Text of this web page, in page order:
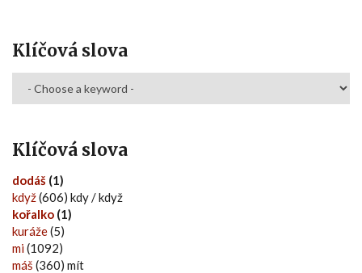
Klíčová slova
Klíčová slova
dodáš (1)
když(606) kdy / když
kořalko (1)
kuráže(5)
mi(1092)
máš (360) mít